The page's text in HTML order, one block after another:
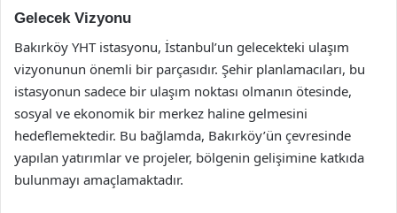
Gelecek Vizyonu
Bakırköy YHT istasyonu, İstanbul’un gelecekteki ulaşım
vizyonunun önemli bir parçasıdır. Şehir planlamacıları, bu
istasyonun sadece bir ulaşım noktası olmanın ötesinde,
sosyal ve ekonomik bir merkez haline gelmesini
hedeflemektedir. Bu bağlamda, Bakırköy’ün çevresinde
yapılan yatırımlar ve projeler, bölgenin gelişimine katkıda
bulunmayı amaçlamaktadır.